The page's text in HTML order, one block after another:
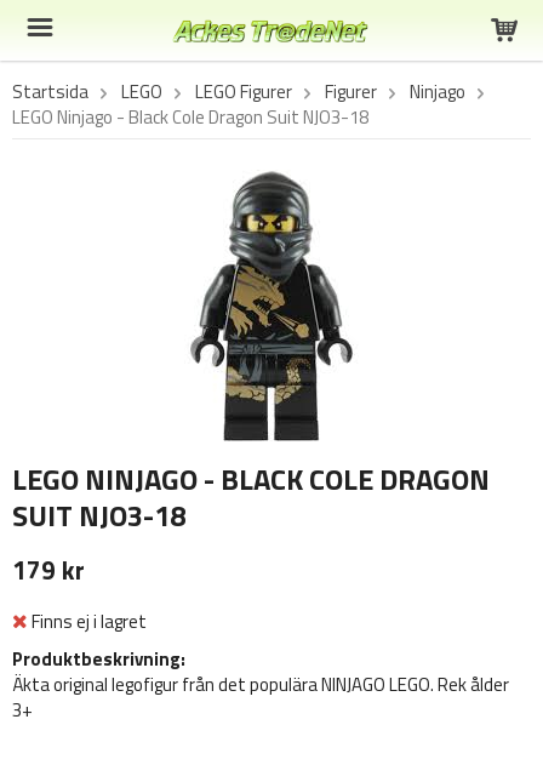
Startsida LEGO LEGO Figurer Figurer
Ninjago
LEGO Ninjago - Black Cole Dragon Suit NJO3-18
LEGO NINJAGO - BLACK COLE DRAGON
SUIT NJO3-18
179 kr
Finns ej i lagret
Produktbeskrivning:
Äkta original legofigur från det populära NINJAGO LEGO. Rek ålder
3+